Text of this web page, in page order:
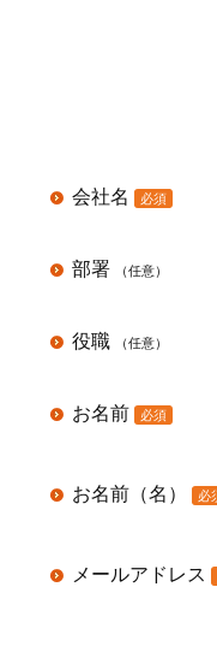
会社名
部署
役職
お名前
お名前（名）
メールアドレス